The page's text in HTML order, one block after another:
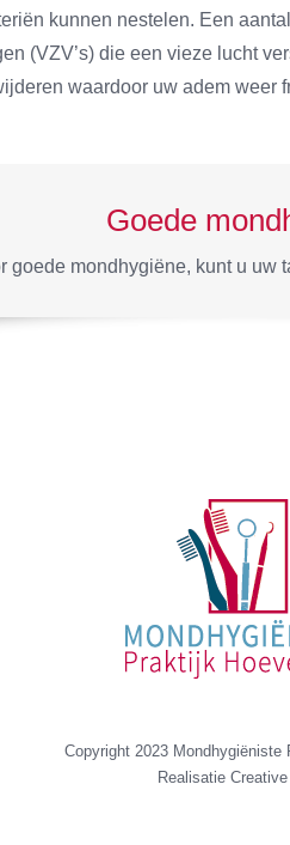
kunnen nestelen. Een
(VZV’s) die een vieze lucht
waardoor uw adem weer
Goede
goede mondhygiëne, kunt u uw
Copyright 2023 Mondhygiëniste
Realisatie